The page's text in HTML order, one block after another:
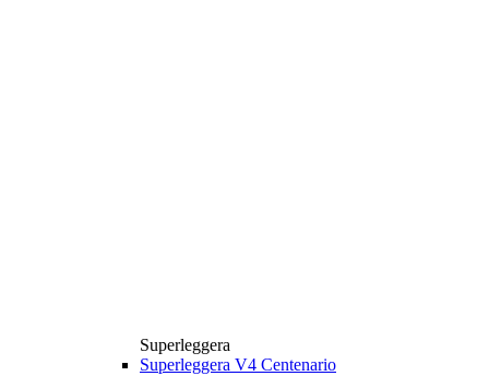
Superleggera
Superleggera V4 Centenario